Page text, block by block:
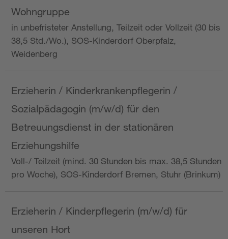
Wohngruppe
in unbefristeter Anstellung, Teilzeit oder Vollzeit (30 bis
38,5 Std./Wo.), SOS-Kinderdorf Oberpfalz,
Weidenberg
Erzieherin / Kinderkrankenpflegerin /
Sozialpädagogin (m/w/d) für den
Betreuungsdienst in der stationären
Erziehungshilfe
Voll-/ Teilzeit (mind. 30 Stunden bis max. 38,5 Stunden
pro Woche), SOS-Kinderdorf Bremen, Stuhr (Brinkum)
Erzieherin / Kinderpflegerin (m/w/d) für
unseren Hort